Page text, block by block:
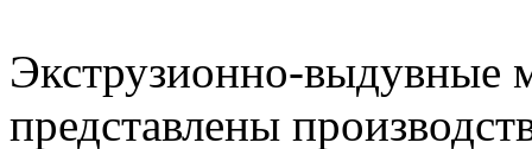
Экструзионно-выдувные
представлены